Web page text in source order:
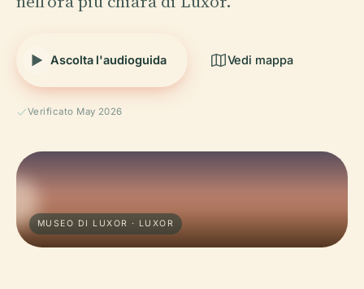
Ascolta l'audioguida Vedi mappa
Verificato May 2026
MUSEO DI LUXOR · LUXOR